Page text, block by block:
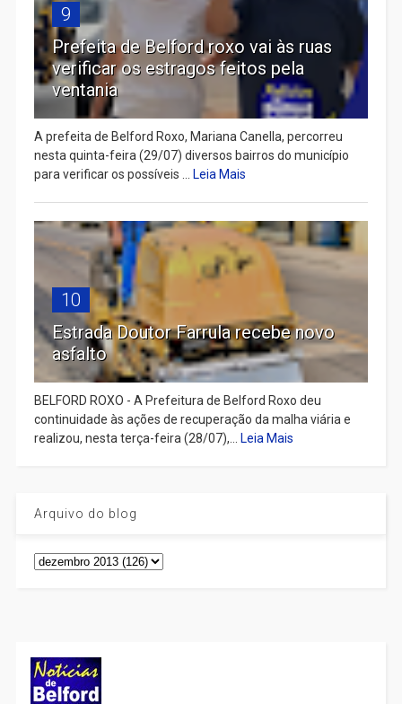
9
Prefeita de Belford roxo vai às ruas
verificar os estragos feitos pela
ventania
A prefeita de Belford Roxo, Mariana Canella, percorreu
nesta quinta-feira (29/07) diversos bairros do município
para verificar os possíveis ... Leia Mais
10
Estrada Doutor Farrula recebe novo
asfalto
BELFORD ROXO - A Prefeitura de Belford Roxo deu
continuidade às ações de recuperação da malha viária e
realizou, nesta terça-feira (28/07),... Leia Mais
Arquivo do blog